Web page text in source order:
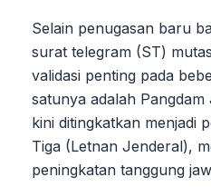
Selain penugasan baru
surat telegram (ST)
validasi penting pada
satunya adalah
kini ditingkatkan menjadi
Tiga (Letnan Jenderal),
peningkatan tanggung